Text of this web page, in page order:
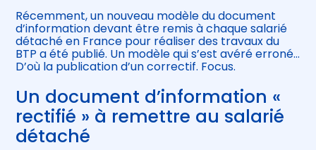
Être prêt pour la facturation
électronique
Récemment, un nouveau modèle du document
d’information devant être remis à chaque salarié
détaché en France pour réaliser des travaux du
BTP a été publié. Un modèle qui s’est avéré erroné…
D’où la publication d’un correctif. Focus.
Un document d’information «
rectifié » à remettre au salarié
détaché